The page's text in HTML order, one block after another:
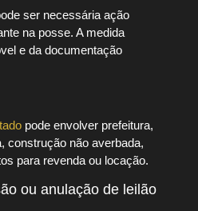
ser necessária ação
na posse. A medida
e da documentação
pode envolver prefeitura,
construção não averbada,
para revenda ou locação.
ou anulação de leilão